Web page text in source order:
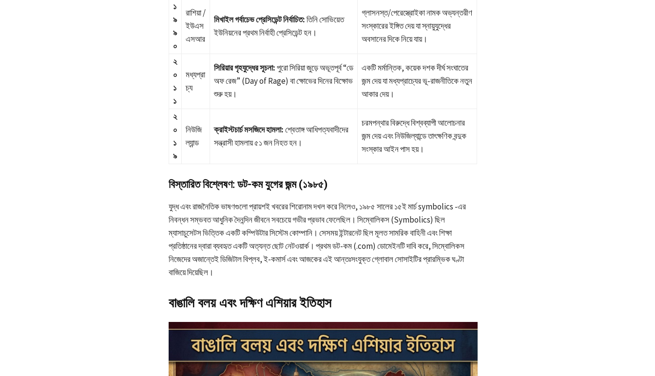
১
৯
৯
০
রাশিয়া /
ইউএস
এসআর
মিখাইল গর্বাচেভ প্রেসিডেন্ট নির্বাচিত:তিনি সোভিয়েত
ইউনিয়নের প্রথম নির্বাহী প্রেসিডেন্ট হন।
গ্লাসনস্ত/পেরেস্ত্রোইকা নামক অভ্যন্তরীণ
সংস্কারের ইঙ্গিত দেয় যা স্নায়ুযুদ্ধের
অবসানের দিকে নিয়ে যায়।
২
০
১
১
মধ্যপ্রা
চ্য
সিরিয়ার গৃহযুদ্ধের সূচনা:পুরো সিরিয়া জুড়ে অভূতপূর্ব “ডে
অফ রেজ” (Day of Rage) বা ক্ষোভের দিনের বিক্ষোভ
শুরু হয়।
একটি মর্মান্তিক, কয়েক দশক দীর্ঘ সংঘাতের
জন্ম দেয় যা মধ্যপ্রাচ্যের ভূ-রাজনীতিকে নতুন
আকার দেয়।
২
০
১
৯
নিউজি
ল্যান্ড
ক্রাইস্টচার্চ মসজিদে হামলা:শ্বেতাঙ্গ আধিপত্যবাদীদের
সন্ত্রাসী হামলায় ৫১ জন নিহত হন।
চরমপন্থার বিরুদ্ধে বিশ্বব্যাপী আলোচনার
জন্ম দেয় এবং নিউজিল্যান্ডে তাৎক্ষণিক বন্দুক
সংস্কার আইন পাস হয়।
বিস্তারিত বিশ্লেষণ: ডট-কম যুগের জন্ম (১৯৮৫)
যুদ্ধ এবং রাজনৈতিক ভাষণগুলো প্রায়শই খবরের শিরোনাম দখল করে নিলেও, ১৯৮৫ সালের ১৫ই মার্চ symbolics -এর
নিবন্ধন সম্ভবত আধুনিক দৈনন্দিন জীবনে সবচেয়ে গভীর প্রভাব ফেলেছিল। সিম্বোলিকস (Symbolics) ছিল
ম্যাসাচুসেটস ভিত্তিক একটি কম্পিউটার সিস্টেম কোম্পানি। সেসময় ইন্টারনেট ছিল মূলত সামরিক বাহিনী এবং শিক্ষা
প্রতিষ্ঠানের দ্বারা ব্যবহৃত একটি অত্যন্ত ছোট নেটওয়ার্ক। প্রথম ডট-কম (.com) ডোমেইনটি দাবি করে, সিম্বোলিকস
নিজেদের অজান্তেই ডিজিটাল বিপ্লব, ই-কমার্স এবং আজকের এই আন্তঃসংযুক্ত গ্লোবাল সোসাইটির প্রারম্ভিক ঘণ্টা
বাজিয়ে দিয়েছিল।
বাঙালি বলয় এবং দক্ষিণ এশিয়ার ইতিহাস